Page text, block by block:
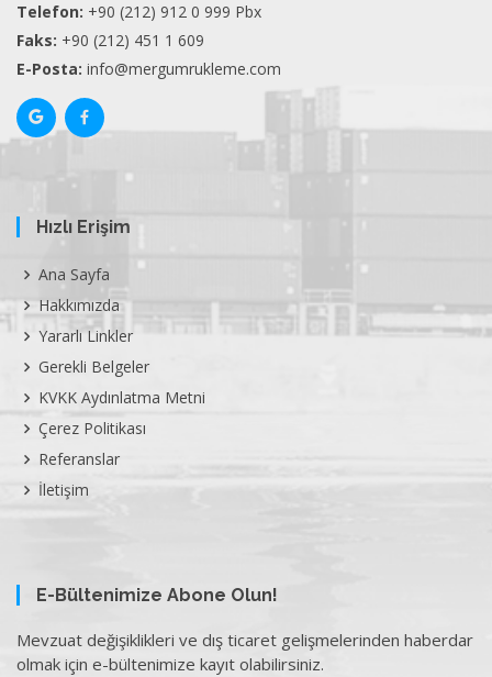
Telefon: +90 (212) 912 0 999 Pbx
Faks: +90 (212) 451 1 609
E-Posta: info@mergumrukleme.com
Hızlı Erişim
Ana Sayfa
Hakkımızda
Yararlı Linkler
Gerekli Belgeler
KVKK Aydınlatma Metni
Çerez Politikası
Referanslar
İletişim
E-Bültenimize Abone Olun!
Mevzuat değişiklikleri ve dış ticaret gelişmelerinden haberdar
olmak için e-bültenimize kayıt olabilirsiniz.